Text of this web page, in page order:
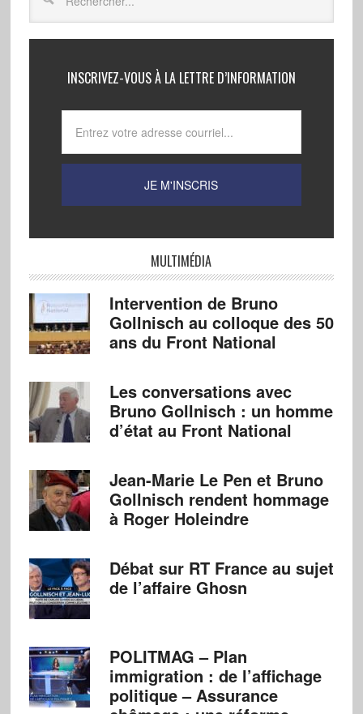
INSCRIVEZ-VOUS À LA LETTRE D’INFORMATION
MULTIMÉDIA
Intervention de Bruno
Gollnisch au colloque des 50
ans du Front National
Les conversations avec
Bruno Gollnisch : un homme
d’état au Front National
Jean-Marie Le Pen et Bruno
Gollnisch rendent hommage
à Roger Holeindre
Débat sur RT France au sujet
de l’affaire Ghosn
POLITMAG – Plan
immigration : de l’affichage
politique – Assurance